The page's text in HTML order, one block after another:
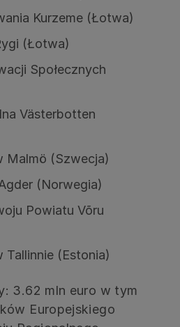
Kurzeme (Łotwa)
(Łotwa)
Społecznych
Västerbotten
Malmö (Szwecja)
(Norwegia)
Powiatu Võru
Tallinnie (Estonia)
3.62 mln euro w tym
Europejskiego